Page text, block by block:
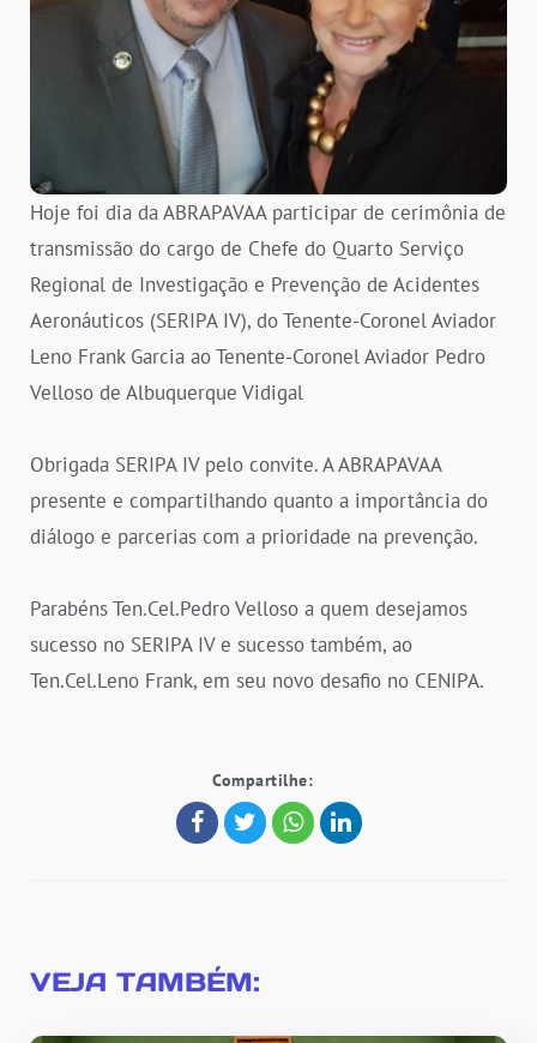
Hoje foi dia da ABRAPAVAA participar de cerimônia de
transmissão do cargo de Chefe do Quarto Serviço
Regional de Investigação e Prevenção de Acidentes
Aeronáuticos (SERIPA IV), do Tenente-Coronel Aviador
Leno Frank Garcia ao Tenente-Coronel Aviador Pedro
Velloso de Albuquerque Vidigal
Obrigada SERIPA IV pelo convite. A ABRAPAVAA
presente e compartilhando quanto a importância do
diálogo e parcerias com a prioridade na prevenção.
Parabéns Ten.Cel.Pedro Velloso a quem desejamos
sucesso no SERIPA IV e sucesso também, ao
Ten.Cel.Leno Frank, em seu novo desafio no CENIPA.
Compartilhe:
VEJA TAMBÉM: